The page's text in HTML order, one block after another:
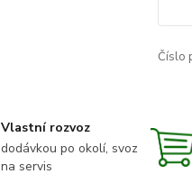
Číslo
Vlastní rozvoz
dodávkou po okolí, svoz
na servis